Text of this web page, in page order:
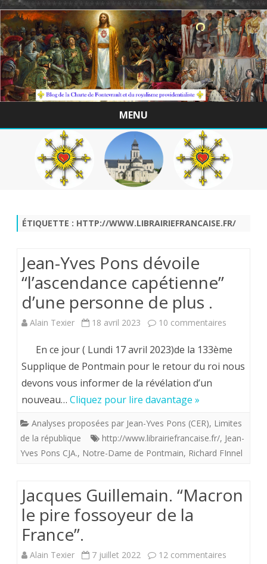
/
MENU
Skip
to
content
ÉTIQUETTE : HTTP://WWW.LIBRAIRIEFRANCAISE.FR/
Jean-Yves Pons dévoile
“l’ascendance capétienne”
d’une personne de plus .
Alain Texier 18 avril 2023 10 commentaires
Yves
En ce jour ( Lundi 17 avril 2023)de la 133ème
Supplique de Pontmain pour le retour du roi nous
devons vous informer de la révélation d’un
nouveau… Cliquez pour lire davantage »
Analyses proposées par Jean-Yves Pons (CER), Limites
de la république
http://www.librairiefrancaise.fr/, Jean-
Yves Pons CJA., Notre-Dame de Pontmain, Richard FInnel
Jacques Guillemain. “Macron
le pire fossoyeur de la
France”.
Alain Texier 7 juillet 2022 12 commentaires